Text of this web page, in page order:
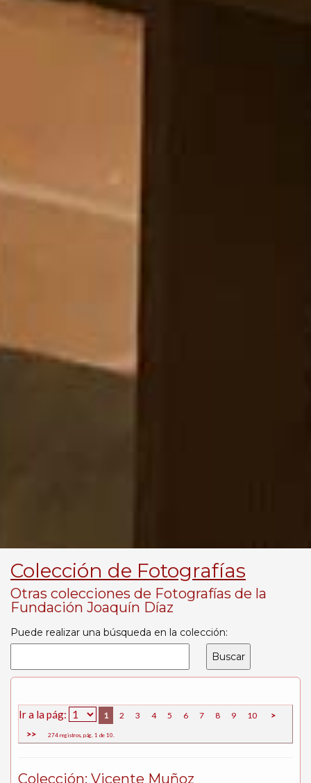
Colección de Fotografías
Otras colecciones de Fotografías de la
Fundación Joaquín Díaz
Puede realizar una búsqueda en la colección:
Ir a la pág: 1 2 3 4 5 6 7 8 9 10
>
>>
274 registros, pág. 1 de 10.
Colección: Vicente Muñoz